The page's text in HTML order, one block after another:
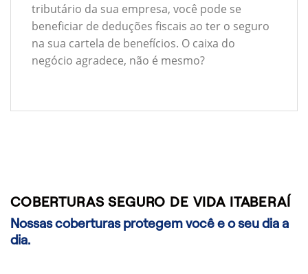
tributário da sua empresa, você pode se
beneficiar de deduções fiscais ao ter o seguro
na sua cartela de benefícios. O caixa do
negócio agradece, não é mesmo?
COBERTURAS SEGURO DE VIDA ITABERAÍ
Nossas coberturas protegem você e o seu dia a
dia.